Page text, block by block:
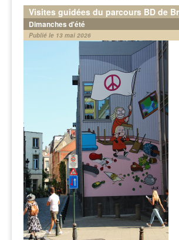
Visites guidées du parcours BD de
Dimanches d'été
Publié le 13 mai 2026